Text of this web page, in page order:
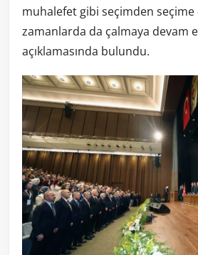
muhalefet gibi seçimden seçime
zamanlarda da çalmaya devam
açıklamasında bulundu.